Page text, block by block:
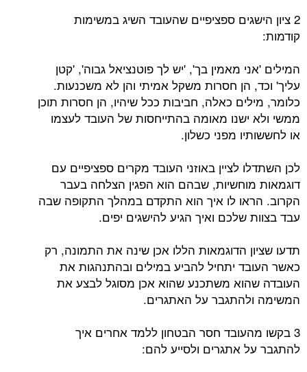
2 ציון הישגים ספציפיים שהעובד השיג במשימות
קודמות:
המילים 'אני מאמין בך', 'יש לך פוטנציאל גבוה', 'קטן
עליך' וכד, הן חסרות משקל אמיתי והן לא משכנעות.
כלומר, מילים כאלה, חביבות ככל שיהיו, הן חסרות תוכן
ממשי ולא ישנו מאומה בהתייחסות של העובד לעצמו
או לחששותיו מפני כשלון.
לכן השתדלו לציין באוזני העובד מקרים ספציפיים עם
דוגמאות מוחשיות, שבהם הוא הפגין הצלחה בעבר
הקרוב. הראו לו איך הוא התקדם במהלך התקופה שבה
עבד בצוות שלכם ואיך הגיע להישגים יפים.
תדעו שציון הדוגמאות הללו אכן שינה את התמונה, רק
כאשר העובד יתחיל להביע במילים ובהתנהגות את
העובדה שהוא משתכנע שהוא אכן מסוגל לבצע את
המשימה ולהתגבר על האתגרים.
3 בקשו מהעובד חסר הבטחון ללמד אחרים איך
להתגבר על אתגרים ולסייע להם: